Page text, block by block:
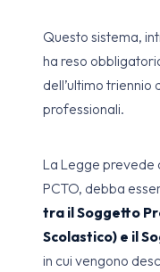
Questo sistema,
ha reso
dell’ultimo triennio
professionali.
La Legge prevede
PCTO, debba
tra il Soggetto
Scolastico) e il
in cui vengono